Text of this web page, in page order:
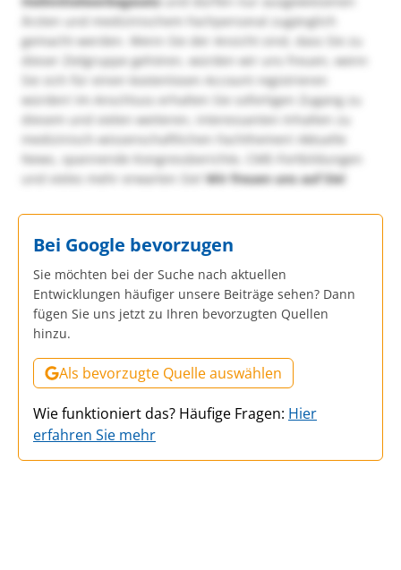
Ärzten und medizinischem Fachpersonal zugänglich
gemacht werden. Wenn Sie der Ansicht sind, dass Sie zu
dieser Zielgruppe gehören, würden wir uns freuen, wenn
Sie sich für einen kostenlosen Account registrieren
würden! Im Anschluss erhalten Sie sofortigen Zugang zu
diesem und vielen weiteren, interessanten Inhalten zu
medizinisch-wissenschaftlichen Fachthemen! Aktuelle
News, spannende Kongressberichte, CME-Fortbildungen
und vieles mehr erwarten Sie!Wir freuen uns auf Sie!
Bei Google bevorzugen
Sie möchten bei der Suche nach aktuellen
Entwicklungen häufiger unsere Beiträge sehen? Dann
fügen Sie uns jetzt zu Ihren bevorzugten Quellen
hinzu.
Als bevorzugte Quelle auswählen
Wie funktioniert das? Häufige Fragen: Hier
erfahren Sie mehr